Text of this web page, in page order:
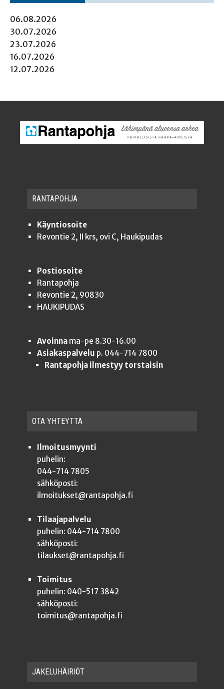
06.08.2026
30.07.2026
23.07.2026
16.07.2026
12.07.2026
RAN­TA­POH­JA
Käyntiosoite
Revontie 2, II krs, ovi C, Haukipudas
Postiosoite
Rantapohja
Revontie 2, 90830
HAUKIPUDAS
Avoinnama-pe 8.30-16.00
Asiakaspalvelu p. 044-714 7800
Rantapohja ilmestyy torstaisin
OTA YHTEYT­TÄ
Ilmoitusmyynti
puhelin:
044-714 7805
sähköposti:
ilmoitukset@rantapohja.fi
Tilaajapalvelu
puhelin: 044-714 7800
sähköposti:
tilaukset@rantapohja.fi
Toimitus
puhelin: 040-517 3842
sähköposti:
toimitus@rantapohja.fi
JAKE­LU­HÄI­RIÖT